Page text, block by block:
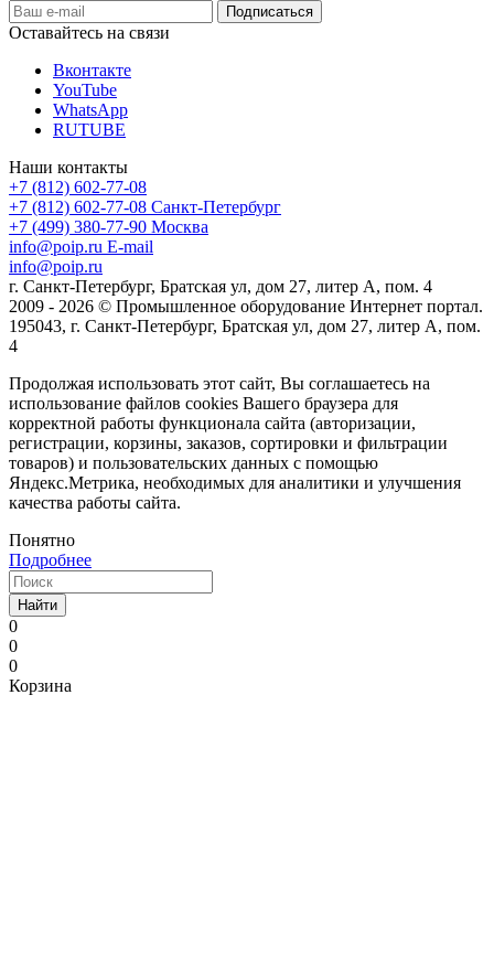
Оставайтесь на связи
Вконтакте
YouTube
WhatsApp
RUTUBE
Наши контакты
+7 (812) 602-77-08
+7 (812) 602-77-08 Санкт-Петербург
+7 (499) 380-77-90 Москва
info@poip.ru E-mail
info@poip.ru
г. Санкт-Петербург, Братская ул, дом 27, литер А, пом. 4
2009 - 2026 © Промышленное оборудование Интернет портал.
195043, г. Санкт-Петербург, Братская ул, дом 27, литер А, пом.
4
Продолжая использовать этот сайт, Вы соглашаетесь на
использование файлов cookies Вашего браузера для
корректной работы функционала сайта (авторизации,
регистрации, корзины, заказов, сортировки и фильтрации
товаров) и пользовательских данных с помощью
Яндекс.Метрика, необходимых для аналитики и улучшения
качества работы сайта.
Понятно
Подробнее
Найти
0
0
0
Корзина